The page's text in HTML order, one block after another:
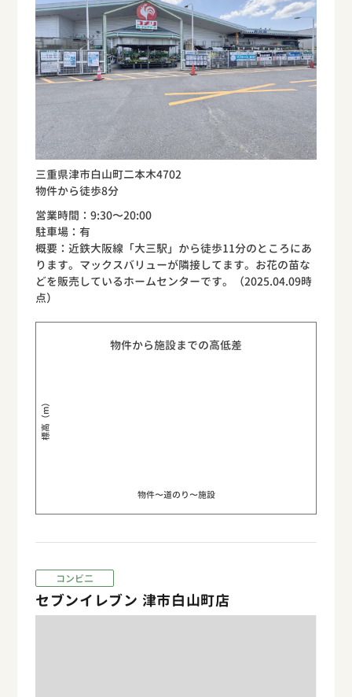
三重県津市白山町二本木4702
物件から徒歩8分
営業時間：9:30〜20:00
駐車場：有
概要：近鉄大阪線「大三駅」から徒歩11分のところにあ
ります。マックスバリューが隣接してます。お花の苗な
どを販売しているホームセンターです。（2025.04.09時
点）
物件から施設までの高低差
標高（m）
物件〜道のり〜施設
コンビ二
セブンイレブン 津市白山町店